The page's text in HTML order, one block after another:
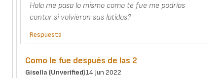
Hola me pasa lo mismo como te fue me podrías
contar si volvieron sus latidos?
Respuesta
Como le fue después de las 2
Gisella (unverified)14 Jun 2022